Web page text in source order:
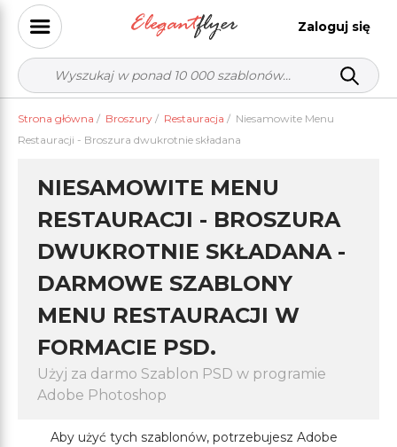
Zaloguj się
Strona główna / Broszury / Restauracja / Niesamowite Menu
Restauracji - Broszura dwukrotnie składana
NIESAMOWITE MENU
RESTAURACJI - BROSZURA
DWUKROTNIE SKŁADANA -
DARMOWE SZABLONY
MENU RESTAURACJI W
FORMACIE PSD.
Użyj za darmo Szablon PSD w programie
Adobe Photoshop
Aby użyć tych szablonów, potrzebujesz Adobe